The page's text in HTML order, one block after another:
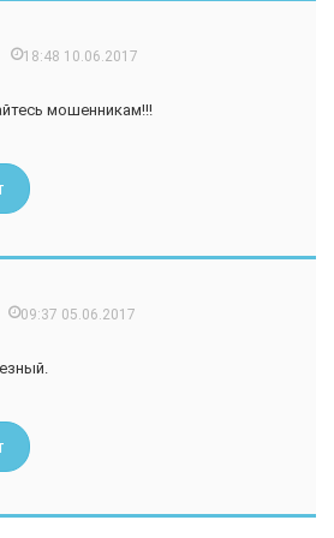
18:48 10.06.2017
мошенникам!!!
09:37 05.06.2017